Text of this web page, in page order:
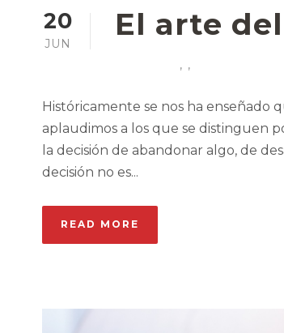
20
JUN
El arte
, ,
Históricamente se nos ha enseñado
aplaudimos a los que se distinguen
la decisión de abandonar algo, de
decisión no es...
READ MORE